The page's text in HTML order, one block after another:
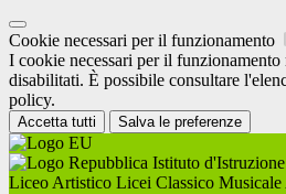
Cookie necessari per il funzionamento
I cookie necessari per il funzionamento
disabilitati. È possibile consultare
policy.
Accetta tutti Salva le preferenze
Istituto
Liceo Artistico Licei Classico Musicale